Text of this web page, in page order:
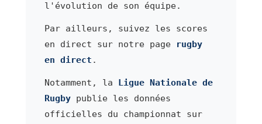
l'évolution de son équipe.
Par ailleurs, suivez les scores
en direct sur notre page
rugby
en direct .
Notamment, la Ligue Nationale de
Rugbypublie les données
officielles du championnat sur